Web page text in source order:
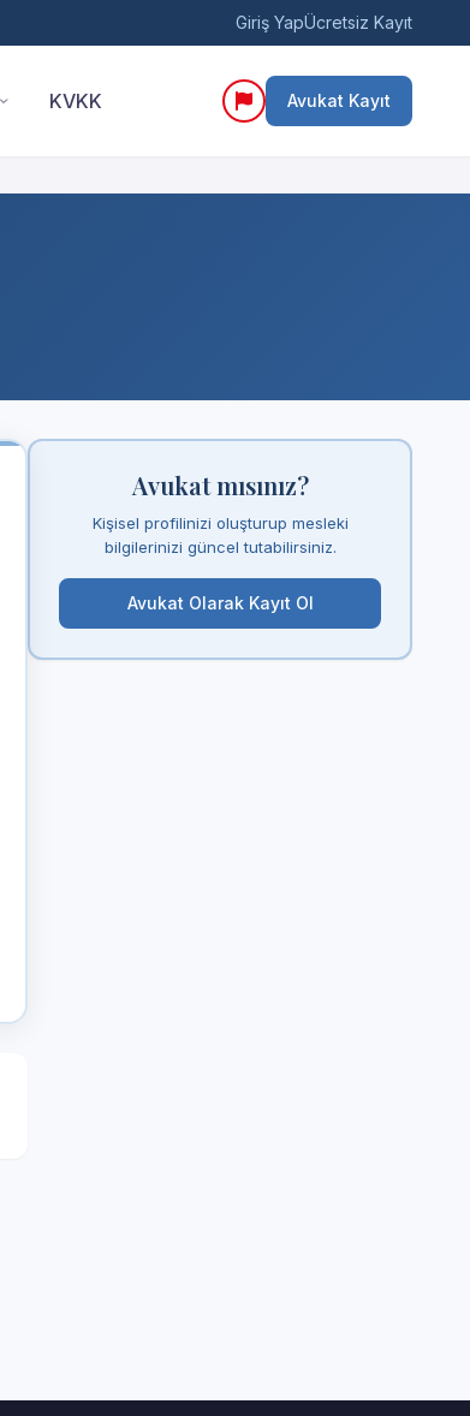
Giriş YapÜcretsiz Kayıt
KVKK Avukat Kayıt
Avukat mısınız?
Kişisel profilinizi oluşturup mesleki
bilgilerinizi güncel tutabilirsiniz.
Avukat Olarak Kayıt Ol